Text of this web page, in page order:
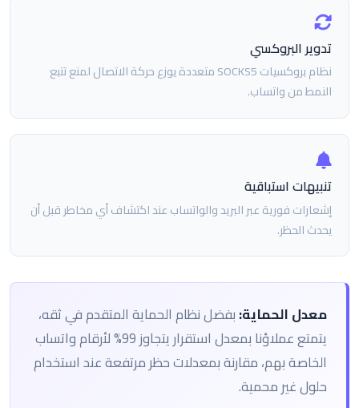
تدوير البروكسي
نظام بروكسيات SOCKS5 متعددة يوزع حركة الاتصال لمنع تتبع
النمط من واتساب.
تنبيهات استباقية
إشعارات فورية عبر البريد والواتساب عند اكتشاف أي مخاطر قبل أن
يحدث الحظر.
معدل الحماية:بفضل نظام الحماية المتقدم في ثقه،
يتمتع عملاؤنا بمعدل استقرار يتجاوز 99% لأرقام واتساب
الخاصة بهم، مقارنة بمعدلات حظر مرتفعة عند استخدام
حلول غير محمية.